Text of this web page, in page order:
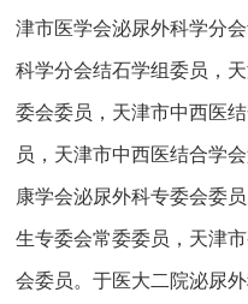
津市医学会泌尿外科学分
科学分会结石学组委员，
委会委员，天津市中西医
员，天津市中西医结合学
康学会泌尿外科专委会委
生专委会常委委员，天津
会委员。于医大二院泌尿